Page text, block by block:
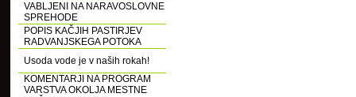
VABLJENI NA NARAVOSLOVNE
SPREHODE
POPIS KAČJIH PASTIRJEV
RADVANJSKEGA POTOKA
Usoda vode je v naših rokah!
KOMENTARJI NA PROGRAM
VARSTVA OKOLJA MESTNE